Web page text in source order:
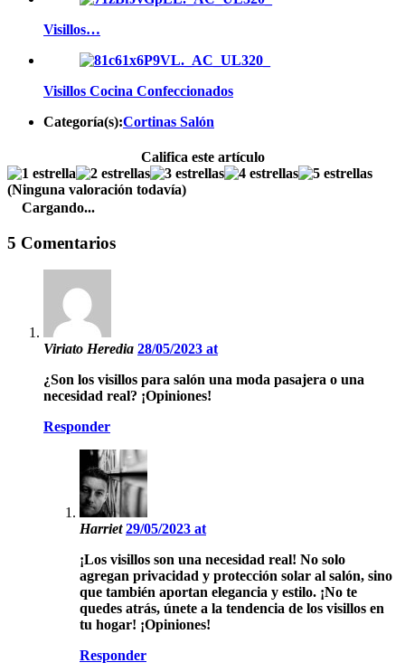
Visillos…
Visillos Cocina Confeccionados
Categoría(s):Cortinas Salón
Califica este artículo
(Ninguna valoración todavía)
Cargando...
5 Comentarios
Viriato Heredia 28/05/2023 at
¿Son los visillos para salón una moda pasajera o una
necesidad real? ¡Opiniones!
Responder
Harriet29/05/2023 at
¡Los visillos son una necesidad real! No solo
agregan privacidad y protección solar al salón, sino
que también aportan elegancia y estilo. ¡No te
quedes atrás, únete a la tendencia de los visillos en
tu hogar! ¡Opiniones!
Responder